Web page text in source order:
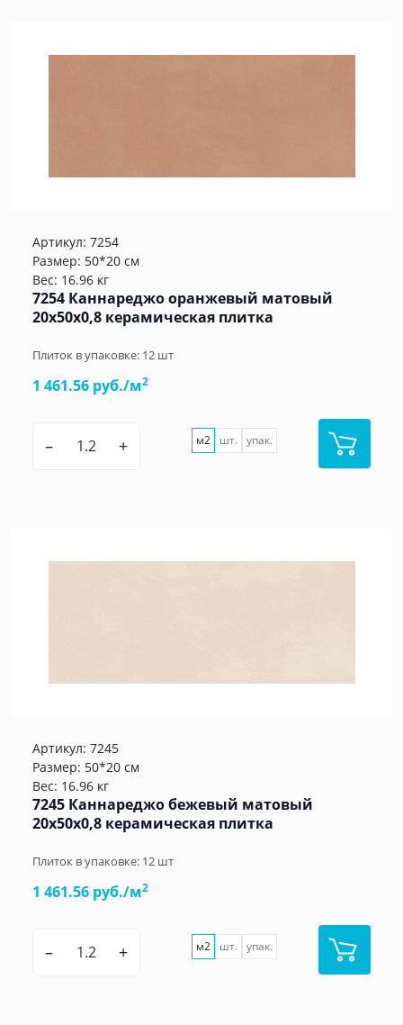
Артикул: 7254
Размер: 50*20 см
Вес: 16.96 кг
7254 Каннареджо оранжевый матовый
20x50x0,8 керамическая плитка
Плиток в упаковке: 12 шт
1 461.56 руб./м2
– + м2 шт. упак.
Артикул: 7245
Размер: 50*20 см
Вес: 16.96 кг
7245 Каннареджо бежевый матовый
20x50x0,8 керамическая плитка
Плиток в упаковке: 12 шт
1 461.56 руб./м2
– + м2 шт. упак.